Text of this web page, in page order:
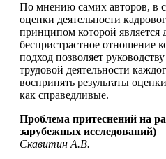
По мнению самих авторов, в
оценки деятельности
принципом которой является
беспристрастное отношение
подход позволяет
трудовой деятельности
воспринять результаты
как справедливые.
Проблема притеснений на
зарубежных исследований)
Скавитин А.В.